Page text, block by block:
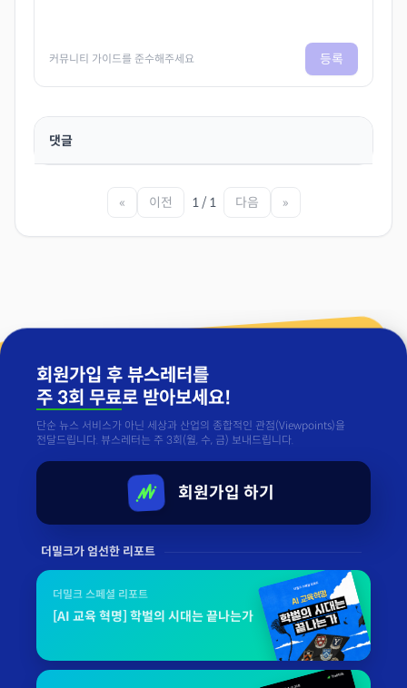
커뮤니티 가이드를 준수해주세요 등록
댓글
« 이전 1 / 1 다음 »
회원가입 후 뷰스레터를
주 3회 무료로 받아보세요!
단순 뉴스 서비스가 아닌 세상과 산업의 종합적인 관점(Viewpoints)을
전달드립니다. 뷰스레터는 주 3회(월, 수, 금) 보내드립니다.
회원가입 하기
더밀크가 엄선한 리포트
더밀크 스페셜 리포트
[AI 교육 혁명] 학벌의 시대는 끝나는가